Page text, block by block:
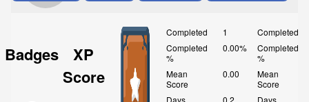
Badges
XP
Score
Completed
1
Completed
%
0.00%
Mean
Score
0.00
Days
0.2
Completed
Completed
%
Mean
Score
Days